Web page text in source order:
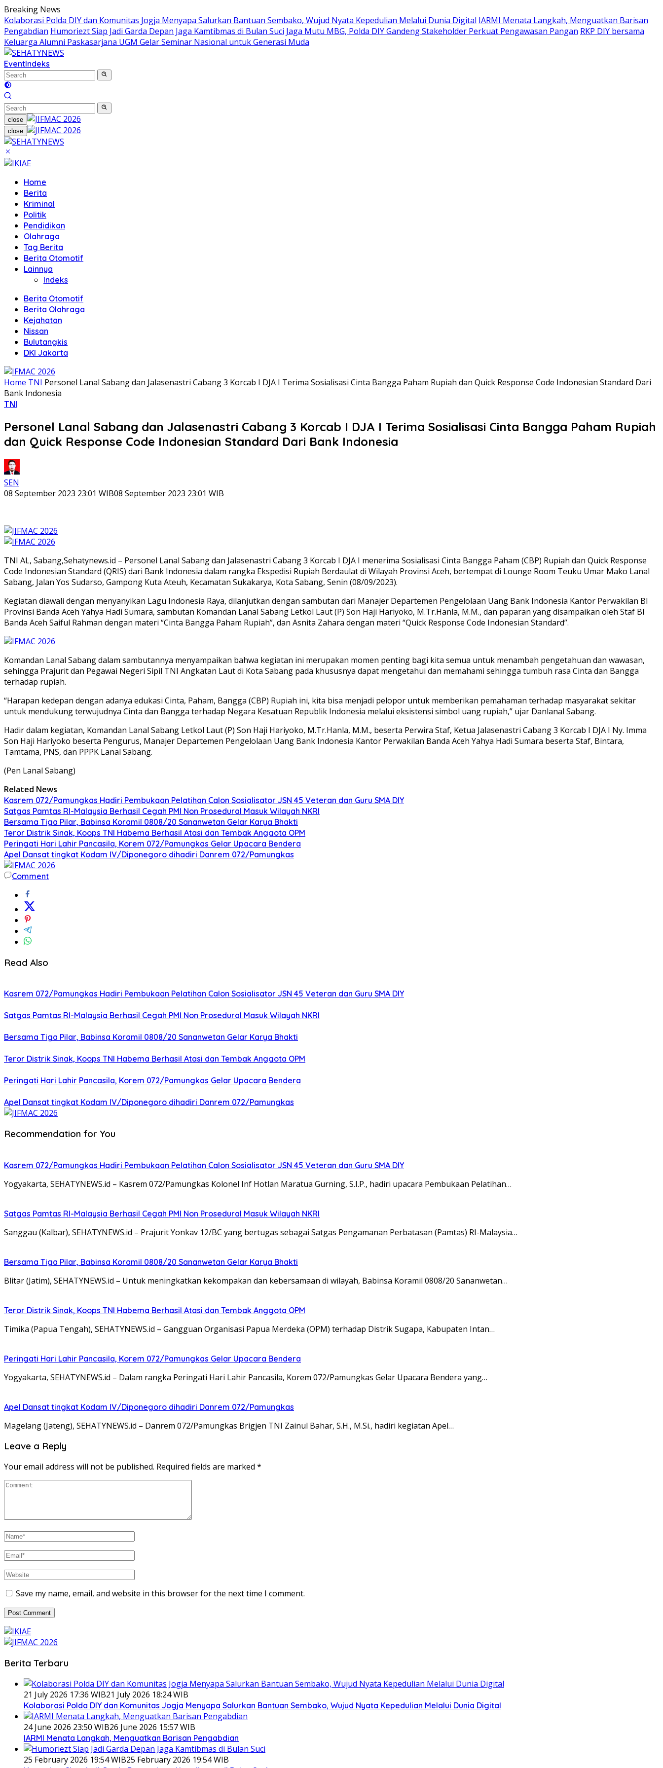
Skip
to
content
Breaking News
Kolaborasi Polda DIY dan Komunitas Jogja Menyapa Salurkan Bantuan Sembako, Wujud Nyata Kepedulian Melalui Dunia Digital IARMI Menata Langkah, Menguatkan Barisan
Pengabdian Humoriezt Siap Jadi Garda Depan Jaga Kamtibmas di Bulan Suci Jaga Mutu MBG, Polda DIY Gandeng Stakeholder Perkuat Pengawasan Pangan RKP DIY bersama
Keluarga Alumni Paskasarjana UGM Gelar Seminar Nasional untuk Generasi Muda
EventIndeks
close
close
Home
Berita
Kriminal
Politik
Pendidikan
Olahraga
Tag Berita
Berita Otomotif
Lainnya
Indeks
Berita Otomotif
Berita Olahraga
Kejahatan
Nissan
Bulutangkis
DKI Jakarta
Home TNI Personel Lanal Sabang dan Jalasenastri Cabang 3 Korcab I DJA I Terima Sosialisasi Cinta Bangga Paham Rupiah dan Quick Response Code Indonesian Standard Dari
Bank Indonesia
TNI
Personel Lanal Sabang dan Jalasenastri Cabang 3 Korcab I DJA I Terima Sosialisasi Cinta Bangga Paham Rupiah
dan Quick Response Code Indonesian Standard Dari Bank Indonesia
SEN
08 September 2023 23:01 WIB08 September 2023 23:01 WIB
TNI AL, Sabang,Sehatynews.id – Personel Lanal Sabang dan Jalasenastri Cabang 3 Korcab I DJA I menerima Sosialisasi Cinta Bangga Paham (CBP) Rupiah dan Quick Response
Code Indonesian Standard (QRIS) dari Bank Indonesia dalam rangka Ekspedisi Rupiah Berdaulat di Wilayah Provinsi Aceh, bertempat di Lounge Room Teuku Umar Mako Lanal
Sabang, Jalan Yos Sudarso, Gampong Kuta Ateuh, Kecamatan Sukakarya, Kota Sabang, Senin (08/09/2023).
Kegiatan diawali dengan menyanyikan Lagu Indonesia Raya, dilanjutkan dengan sambutan dari Manajer Departemen Pengelolaan Uang Bank Indonesia Kantor Perwakilan BI
Provinsi Banda Aceh Yahya Hadi Sumara, sambutan Komandan Lanal Sabang Letkol Laut (P) Son Haji Hariyoko, M.Tr.Hanla, M.M., dan paparan yang disampaikan oleh Staf BI
Banda Aceh Saiful Rahman dengan materi “Cinta Bangga Paham Rupiah”, dan Asnita Zahara dengan materi “Quick Response Code Indonesian Standard”.
Komandan Lanal Sabang dalam sambutannya menyampaikan bahwa kegiatan ini merupakan momen penting bagi kita semua untuk menambah pengetahuan dan wawasan,
sehingga Prajurit dan Pegawai Negeri Sipil TNI Angkatan Laut di Kota Sabang pada khususnya dapat mengetahui dan memahami sehingga tumbuh rasa Cinta dan Bangga
terhadap rupiah.
“Harapan kedepan dengan adanya edukasi Cinta, Paham, Bangga (CBP) Rupiah ini, kita bisa menjadi pelopor untuk memberikan pemahaman terhadap masyarakat sekitar
untuk mendukung terwujudnya Cinta dan Bangga terhadap Negara Kesatuan Republik Indonesia melalui eksistensi simbol uang rupiah,” ujar Danlanal Sabang.
Hadir dalam kegiatan, Komandan Lanal Sabang Letkol Laut (P) Son Haji Hariyoko, M.Tr.Hanla, M.M., beserta Perwira Staf, Ketua Jalasenastri Cabang 3 Korcab I DJA I Ny. Imma
Son Haji Hariyoko beserta Pengurus, Manajer Departemen Pengelolaan Uang Bank Indonesia Kantor Perwakilan Banda Aceh Yahya Hadi Sumara beserta Staf, Bintara,
Tamtama, PNS, dan PPPK Lanal Sabang.
(Pen Lanal Sabang)
Related News
Kasrem 072/Pamungkas Hadiri Pembukaan Pelatihan Calon Sosialisator JSN 45 Veteran dan Guru SMA DIY
Satgas Pamtas RI-Malaysia Berhasil Cegah PMI Non Prosedural Masuk Wilayah NKRI
Bersama Tiga Pilar, Babinsa Koramil 0808/20 Sananwetan Gelar Karya Bhakti
Teror Distrik Sinak, Koops TNI Habema Berhasil Atasi dan Tembak Anggota OPM
Peringati Hari Lahir Pancasila, Korem 072/Pamungkas Gelar Upacara Bendera
Apel Dansat tingkat Kodam lV/Diponegoro dihadiri Danrem 072/Pamungkas
Comment
Read Also
Kasrem 072/Pamungkas Hadiri Pembukaan Pelatihan Calon Sosialisator JSN 45 Veteran dan Guru SMA DIY
Satgas Pamtas RI-Malaysia Berhasil Cegah PMI Non Prosedural Masuk Wilayah NKRI
Bersama Tiga Pilar, Babinsa Koramil 0808/20 Sananwetan Gelar Karya Bhakti
Teror Distrik Sinak, Koops TNI Habema Berhasil Atasi dan Tembak Anggota OPM
Peringati Hari Lahir Pancasila, Korem 072/Pamungkas Gelar Upacara Bendera
Apel Dansat tingkat Kodam lV/Diponegoro dihadiri Danrem 072/Pamungkas
Recommendation for You
Kasrem 072/Pamungkas Hadiri Pembukaan Pelatihan Calon Sosialisator JSN 45 Veteran dan Guru SMA DIY
Yogyakarta, SEHATYNEWS.id – Kasrem 072/Pamungkas Kolonel Inf Hotlan Maratua Gurning, S.I.P., hadiri upacara Pembukaan Pelatihan…
Satgas Pamtas RI-Malaysia Berhasil Cegah PMI Non Prosedural Masuk Wilayah NKRI
Sanggau (Kalbar), SEHATYNEWS.id – Prajurit Yonkav 12/BC yang bertugas sebagai Satgas Pengamanan Perbatasan (Pamtas) RI-Malaysia…
Bersama Tiga Pilar, Babinsa Koramil 0808/20 Sananwetan Gelar Karya Bhakti
Blitar (Jatim), SEHATYNEWS.id – Untuk meningkatkan kekompakan dan kebersamaan di wilayah, Babinsa Koramil 0808/20 Sananwetan…
Teror Distrik Sinak, Koops TNI Habema Berhasil Atasi dan Tembak Anggota OPM
Timika (Papua Tengah), SEHATYNEWS.id – Gangguan Organisasi Papua Merdeka (OPM) terhadap Distrik Sugapa, Kabupaten Intan…
Peringati Hari Lahir Pancasila, Korem 072/Pamungkas Gelar Upacara Bendera
Yogyakarta, SEHATYNEWS.id – Dalam rangka Peringati Hari Lahir Pancasila, Korem 072/Pamungkas Gelar Upacara Bendera yang…
Apel Dansat tingkat Kodam lV/Diponegoro dihadiri Danrem 072/Pamungkas
Magelang (Jateng), SEHATYNEWS.id – Danrem 072/Pamungkas Brigjen TNI Zainul Bahar, S.H., M.Si., hadiri kegiatan Apel…
Leave a Reply
Your email address will not be published. Required fields are marked *
Save my name, email, and website in this browser for the next time I comment.
Berita Terbaru
21 July 2026 17:36 WIB21 July 2026 18:24 WIB
Kolaborasi Polda DIY dan Komunitas Jogja Menyapa Salurkan Bantuan Sembako, Wujud Nyata Kepedulian Melalui Dunia Digital
24 June 2026 23:50 WIB26 June 2026 15:57 WIB
IARMI Menata Langkah, Menguatkan Barisan Pengabdian
25 February 2026 19:54 WIB25 February 2026 19:54 WIB